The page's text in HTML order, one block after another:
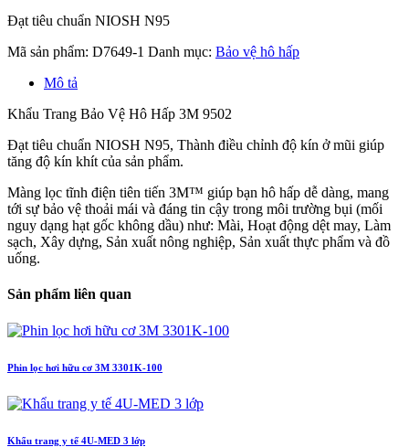
Đạt tiêu chuẩn NIOSH N95
Mã sản phẩm: D7649-1 Danh mục: Bảo vệ hô hấp
Mô tả
Khẩu Trang Bảo Vệ Hô Hấp 3M 9502
Đạt tiêu chuẩn NIOSH N95, Thành điều chỉnh độ kín ở mũi giúp
tăng độ kín khít của sản phẩm.
Màng lọc tĩnh điện tiên tiến 3M™ giúp bạn hô hấp dễ dàng, mang
tới sự bảo vệ thoải mái và đáng tin cậy trong môi trường bụi (mối
nguy dạng hạt gốc không dầu) như: Mài, Hoạt động dệt may, Làm
sạch, Xây dựng, Sản xuất nông nghiệp, Sản xuất thực phẩm và đồ
uống.
Sản phẩm liên quan
Phin lọc hơi hữu cơ 3M 3301K-100
Khẩu trang y tế 4U-MED 3 lớp